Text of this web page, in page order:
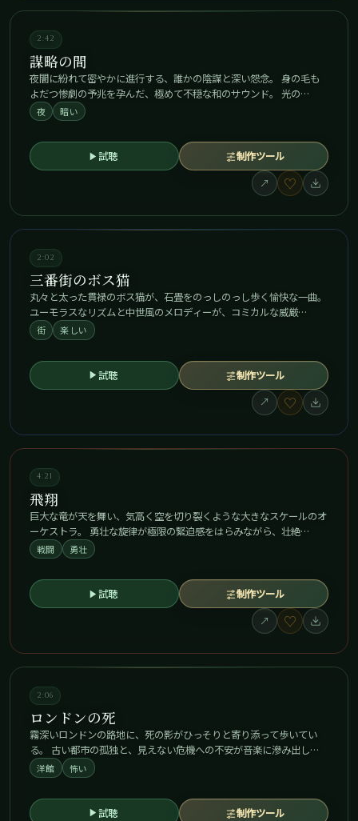
2:42
謀略の間
夜闇に紛れて密やかに進行する、誰かの陰謀と深い怨念。 身の毛も
よだつ惨劇の予兆を孕んだ、極めて不穏な和のサウンド。 光の…
夜 暗い
試聴
制作ツール
↗
♡
2:02
三番街のボス猫
丸々と太った貫禄のボス猫が、石畳をのっしのっし歩く愉快な一曲。
ユーモラスなリズムと中世風のメロディーが、コミカルな威厳…
街 楽しい
試聴
制作ツール
↗
♡
4:21
飛翔
巨大な竜が天を舞い、気高く空を切り裂くような大きなスケールのオ
ーケストラ。 勇壮な旋律が極限の緊迫感をはらみながら、壮絶…
戦闘 勇壮
試聴
制作ツール
↗
♡
2:06
ロンドンの死
霧深いロンドンの路地に、死の影がひっそりと寄り添って歩いてい
る。 古い都市の孤独と、見えない危機への不安が音楽に滲み出し…
洋館 怖い
試聴
制作ツール